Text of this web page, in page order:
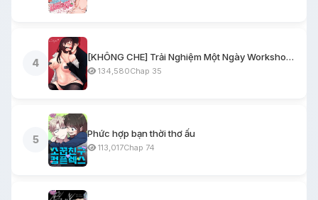
4
[KHÔNG CHE] Trải Nghiệm Một Ngày Workshop BDSM
134,580Chap 35
5
Phức hợp bạn thời thơ ấu
113,017Chap 74